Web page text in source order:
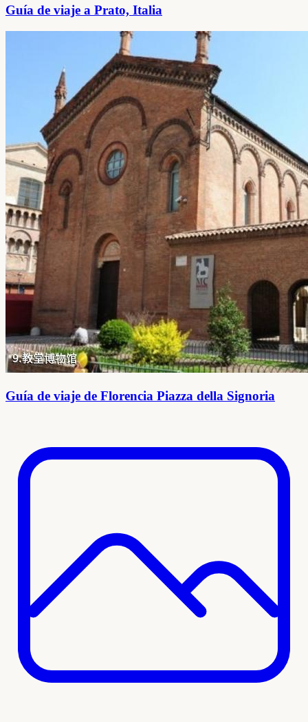
Guía de viaje a Prato, Italia
Guía de viaje de Florencia Piazza della Signoria